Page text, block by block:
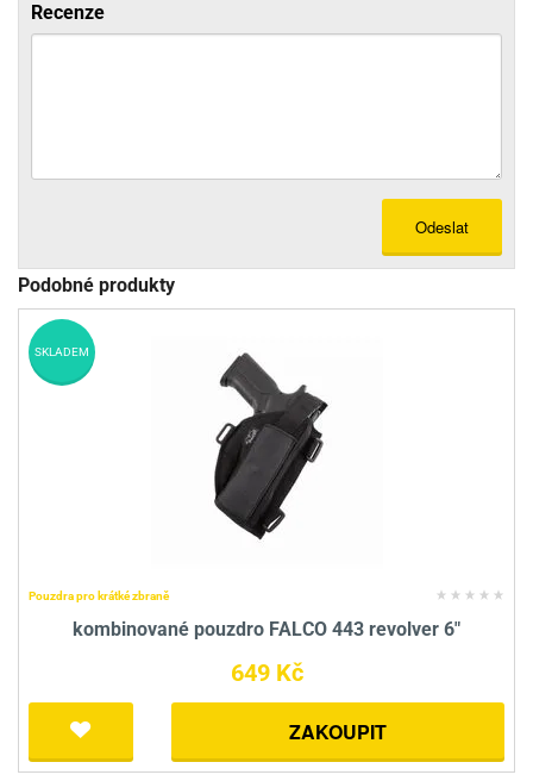
Recenze
Odeslat
Podobné produkty
Pouzdra pro krátké zbraně
kombinované pouzdro FALCO 443 revolver 6"
649 Kč
ZAKOUPIT
SKLADEM